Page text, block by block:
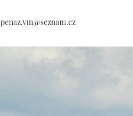
penaz.vm@seznam.cz